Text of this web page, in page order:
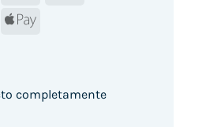
Apple
completamente